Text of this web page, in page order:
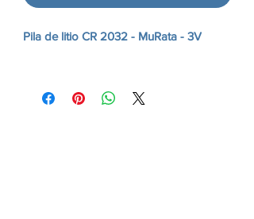
Pila de litio CR 2032 - MuRata - 3V